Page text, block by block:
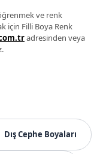
ve renk
için Filli Boya Renk
adresinden veya
Dış Cephe Boyaları